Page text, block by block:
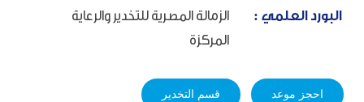
البورد العلمي :
الزمالة المصرية للتخدير والرعاية
المركزة
احجز موعد قسم التخدير